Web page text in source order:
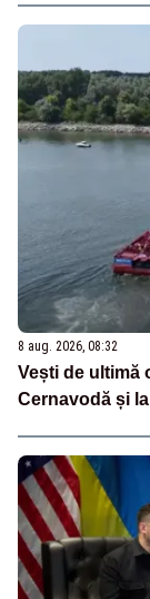
8 aug. 2026, 08:32
Vești de ultimă
Cernavodă și